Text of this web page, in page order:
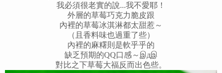
我必須很老實的說...我不愛耶！
外層的草莓巧克力脆皮跟
內裡的草莓冰淇淋都太甜惹～
（且香料味也過重了些）
內裡的麻糬則是軟乎乎的
缺乏預期的QQ口感～இдஇ
對比之下草莓大福反而出色些。